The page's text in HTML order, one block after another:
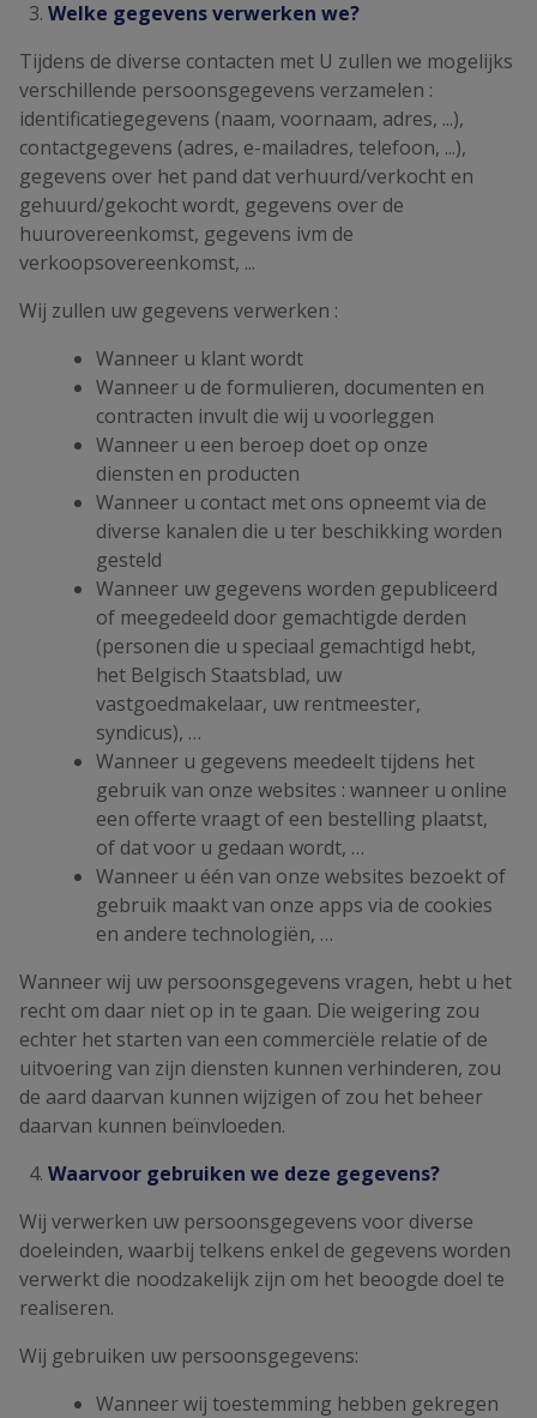
Welke gegevens verwerken we?
Tijdens de diverse contacten met U zullen we mogelijks
verschillende persoonsgegevens verzamelen :
identificatiegegevens (naam, voornaam, adres, ...),
contactgegevens (adres, e-mailadres, telefoon, ...),
gegevens over het pand dat verhuurd/verkocht en
gehuurd/gekocht wordt, gegevens over de
huurovereenkomst, gegevens ivm de
verkoopsovereenkomst, ...
Wij zullen uw gegevens verwerken :
Wanneer u klant wordt
Wanneer u de formulieren, documenten en
contracten invult die wij u voorleggen
Wanneer u een beroep doet op onze
diensten en producten
Wanneer u contact met ons opneemt via de
diverse kanalen die u ter beschikking worden
gesteld
Wanneer uw gegevens worden gepubliceerd
of meegedeeld door gemachtigde derden
(personen die u speciaal gemachtigd hebt,
het Belgisch Staatsblad, uw
vastgoedmakelaar, uw rentmeester,
syndicus), …
Wanneer u gegevens meedeelt tijdens het
gebruik van onze websites : wanneer u online
een offerte vraagt of een bestelling plaatst,
of dat voor u gedaan wordt, …
Wanneer u één van onze websites bezoekt of
gebruik maakt van onze apps via de cookies
en andere technologiën, …
Wanneer wij uw persoonsgegevens vragen, hebt u het
recht om daar niet op in te gaan. Die weigering zou
echter het starten van een commerciële relatie of de
uitvoering van zijn diensten kunnen verhinderen, zou
de aard daarvan kunnen wijzigen of zou het beheer
daarvan kunnen beïnvloeden.
Waarvoor gebruiken we deze gegevens?
Wij verwerken uw persoonsgegevens voor diverse
doeleinden, waarbij telkens enkel de gegevens worden
verwerkt die noodzakelijk zijn om het beoogde doel te
realiseren.
Wij gebruiken uw persoonsgegevens:
Wanneer wij toestemming hebben gekregen